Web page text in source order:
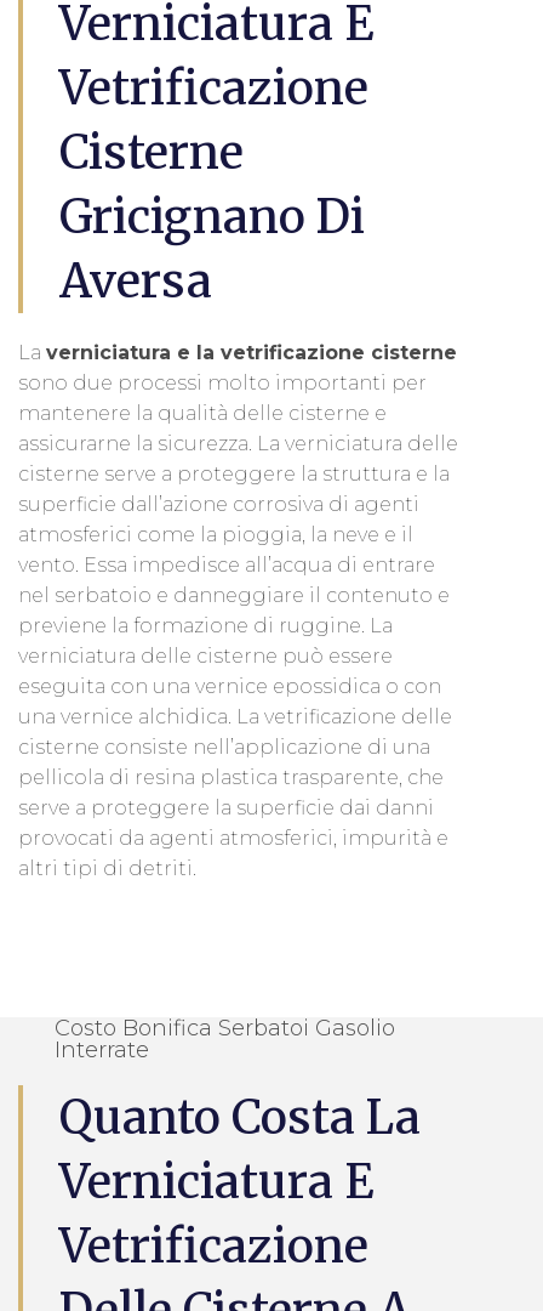
Verniciatura E
Vetrificazione
Cisterne
Gricignano Di
Aversa
La verniciatura e la vetrificazione cisterne
sono due processi molto importanti per
mantenere la qualità delle cisterne e
assicurarne la sicurezza. La verniciatura delle
cisterne serve a proteggere la struttura e la
superficie dall’azione corrosiva di agenti
atmosferici come la pioggia, la neve e il
vento. Essa impedisce all’acqua di entrare
nel serbatoio e danneggiare il contenuto e
previene la formazione di ruggine. La
verniciatura delle cisterne può essere
eseguita con una vernice epossidica o con
una vernice alchidica. La vetrificazione delle
cisterne consiste nell’applicazione di una
pellicola di resina plastica trasparente, che
serve a proteggere la superficie dai danni
provocati da agenti atmosferici, impurità e
altri tipi di detriti.
Costo Bonifica Serbatoi Gasolio
Interrate
Quanto Costa La
Verniciatura E
Vetrificazione